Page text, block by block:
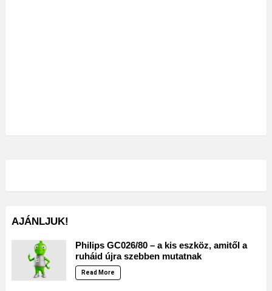
AJÁNLJUK!
Philips GC026/80 – a kis eszköz, amitől a
ruháid újra szebben mutatnak
Read More